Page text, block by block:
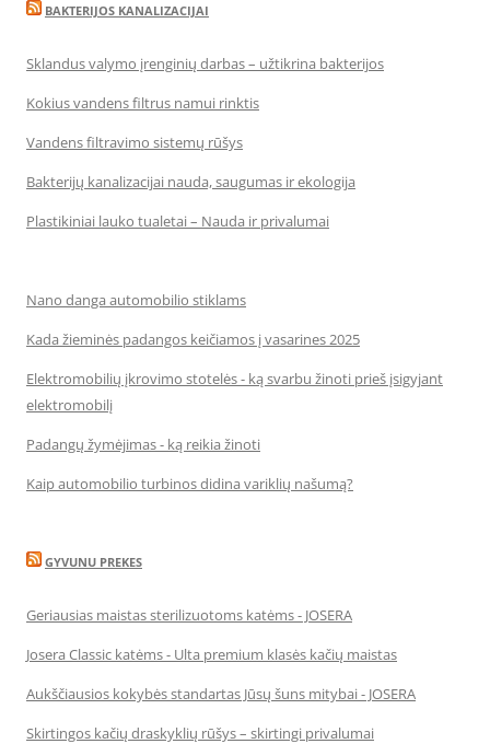
BAKTERIJOS KANALIZACIJAI
Sklandus valymo įrenginių darbas – užtikrina bakterijos
Kokius vandens filtrus namui rinktis
Vandens filtravimo sistemų rūšys
Bakterijų kanalizacijai nauda, saugumas ir ekologija
Plastikiniai lauko tualetai – Nauda ir privalumai
Nano danga automobilio stiklams
Kada žieminės padangos keičiamos į vasarines 2025
Elektromobilių įkrovimo stotelės - ką svarbu žinoti prieš įsigyjant
elektromobilį
Padangų žymėjimas - ką reikia žinoti
Kaip automobilio turbinos didina variklių našumą?
GYVUNU PREKES
Geriausias maistas sterilizuotoms katėms - JOSERA
Josera Classic katėms - Ulta premium klasės kačių maistas
Aukščiausios kokybės standartas Jūsų šuns mitybai - JOSERA
Skirtingos kačių draskyklių rūšys – skirtingi privalumai